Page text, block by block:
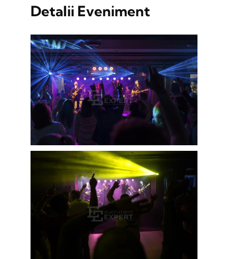
Detalii Eveniment